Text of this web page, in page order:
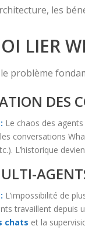
les
LIER
problème
DES
Le chaos des
conversations
L’historique
L’impossibilité de
travaillent depuis
chats et la